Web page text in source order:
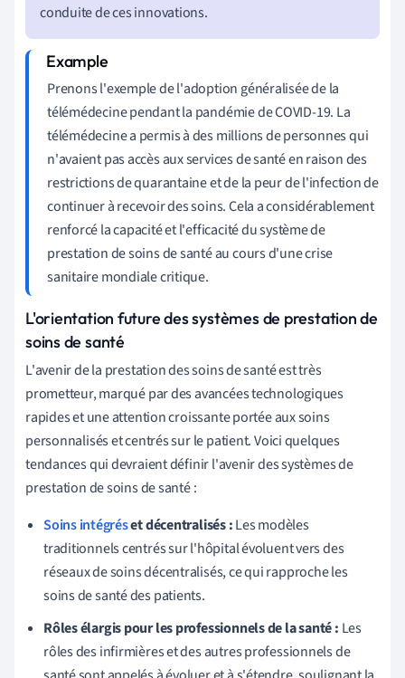
conduite de ces innovations.
Prenons l'exemple de l'adoption généralisée de la
télémédecine pendant la pandémie de COVID-19. La
télémédecine a permis à des millions de personnes qui
n'avaient pas accès aux services de santé en raison des
restrictions de quarantaine et de la peur de l'infection de
continuer à recevoir des soins. Cela a considérablement
renforcé la capacité et l'efficacité du système de
prestation de soins de santé au cours d'une crise
sanitaire mondiale critique.
L'orientation future des systèmes de prestation de
soins de santé
L'avenir de la prestation des soins de santé est très
prometteur, marqué par des avancées technologiques
rapides et une attention croissante portée aux soins
personnalisés et centrés sur le patient. Voici quelques
tendances qui devraient définir l'avenir des systèmes de
prestation de soins de santé :
Soins intégréset décentralisés :Les modèles
traditionnels centrés sur l'hôpital évoluent vers des
réseaux de soins décentralisés, ce qui rapproche les
soins de santé des patients.
Rôles élargis pour les professionnels de la santé : Les
rôles des infirmières et des autres professionnels de